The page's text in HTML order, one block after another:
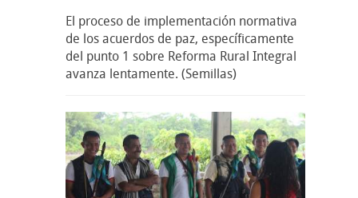
El proceso de implementación normativa
de los acuerdos de paz, específicamente
del punto 1 sobre Reforma Rural Integral
avanza lentamente. (Semillas)